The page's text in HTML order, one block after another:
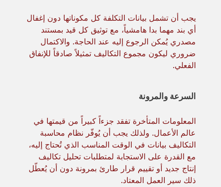
يجب أن تشمل بيانات التكلفة كل مكوناتها دون إغفال
أي بند مهما بدا هامشياً، مع توثيق كل قيد بمستند
مصدري يُمكن الرجوع إليه عند الحاجة. والاكتمال
ضروري ليكون مجموع التكاليف تمثيلاً صادقاً للإنفاق
الفعلي.
السرعة والمرونة
المعلومات المتأخرة تفقد جزءاً كبيراً من قيمتها في
عالم الأعمال. ولذلك يجب أن يُوفّر نظام محاسبة
التكاليف بيانات في الوقت المناسب الذي تُحتاج إليه،
مع القدرة على الاستجابة لمتطلبات تحليل تكاليف
إنتاج جديد أو تقييم قرار طارئ بمرونة دون أن يُعطّل
ذلك سير العمل المعتاد.